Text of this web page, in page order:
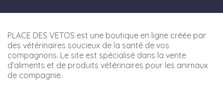
PLACE DES VETOS est une boutique en ligne créée par
des vétérinaires soucieux de la santé de vos
compagnons. Le site est spécialisé dans la vente
d’aliments et de produits vétérinaires pour les animaux
de compagnie.